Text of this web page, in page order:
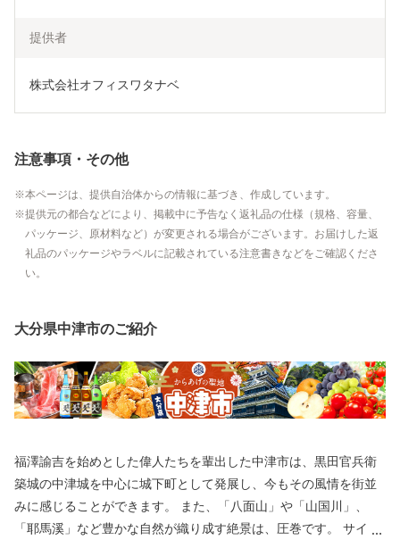
提供者
株式会社オフィスワタナベ
注意事項・その他
本ページは、提供自治体からの情報に基づき、作成しています。
提供元の都合などにより、掲載中に予告なく返礼品の仕様（規格、容量、
パッケージ、原材料など）が変更される場合がございます。お届けした返
礼品のパッケージやラベルに記載されている注意書きなどをご確認くださ
い。
大分県中津市のご紹介
福澤諭吉を始めとした偉人たちを輩出した中津市は、黒田官兵衛
築城の中津城を中心に城下町として発展し、今もその風情を街並
みに感じることができます。 また、「八面山」や「山国川」、
「耶馬溪」など豊かな自然が織り成す絶景は、圧巻です。 サイク